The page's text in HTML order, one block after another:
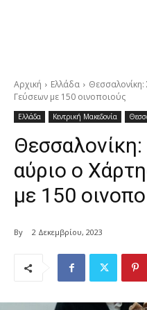
Αρχική Ελλάδα
Γεύσεων με 150 οινοποιούς
Ελλάδα Κεντρική Μακεδονία
αύριο ο
με 150
By 2 Δεκεμβρίου, 2023